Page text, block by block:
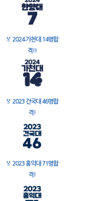
🏅 2024 가천대 14명합
격!!
🏅 2023 건국대 46명합
격!
🏅 2023 홍익대 71명합
격!